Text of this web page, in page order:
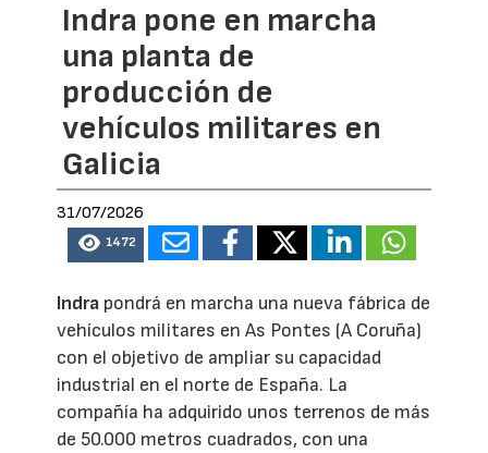
Indra pone en marcha
una planta de
producción de
vehículos militares en
Galicia
31/07/2026
1472
Indra pondrá en marcha una nueva fábrica de
vehículos militares en As Pontes (A Coruña)
con el objetivo de ampliar su capacidad
industrial en el norte de España. La
compañía ha adquirido unos terrenos de más
de 50.000 metros cuadrados, con una